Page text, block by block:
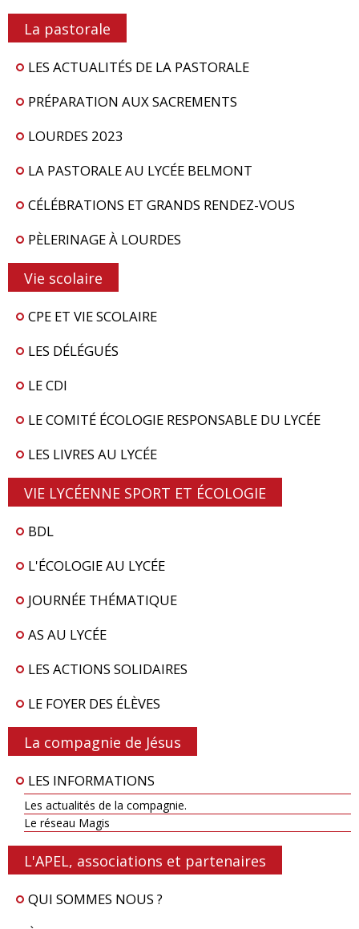
La pastorale
LES ACTUALITÉS DE LA PASTORALE
PRÉPARATION AUX SACREMENTS
LOURDES 2023
LA PASTORALE AU LYCÉE BELMONT
CÉLÉBRATIONS ET GRANDS RENDEZ-VOUS
PÈLERINAGE À LOURDES
Vie scolaire
CPE ET VIE SCOLAIRE
LES DÉLÉGUÉS
LE CDI
LE COMITÉ ÉCOLOGIE RESPONSABLE DU LYCÉE
LES LIVRES AU LYCÉE
VIE LYCÉENNE SPORT ET ÉCOLOGIE
BDL
L'ÉCOLOGIE AU LYCÉE
JOURNÉE THÉMATIQUE
AS AU LYCÉE
LES ACTIONS SOLIDAIRES
LE FOYER DES ÉLÈVES
La compagnie de Jésus
LES INFORMATIONS
Les actualités de la compagnie.
Le réseau Magis
L'APEL, associations et partenaires
QUI SOMMES NOUS ?